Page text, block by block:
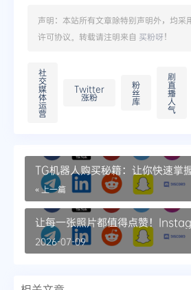
声明：本站所有文章除特别声明外，均采
许可协议。转载请注明来自 买粉呀！
社
交
媒
体
运
营
Twitter
涨粉
粉
丝
库
刷
直
播
人
气
TG机器人购买秘籍：让你快速掌
« 上一篇
让每一张照片都值得点赞！
2026-07-09